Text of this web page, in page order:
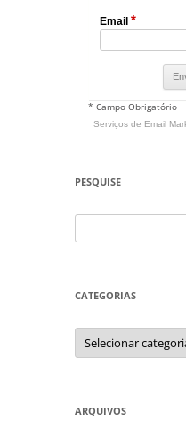
Email *
* Campo Obrigatório
Serviços de Email
PESQUISE
por:
CATEGORIAS
Categorias
ARQUIVOS